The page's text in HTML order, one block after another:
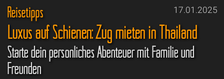
17.01.2025
Reisetipps
Luxus auf Schienen: Zug mieten in Thailand
Starte dein persönliches Abenteuer mit Familie und
Freunden